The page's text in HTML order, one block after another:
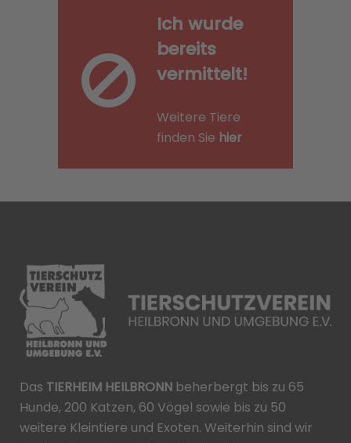
Ich wurde
bereits
vermittelt!
Weitere Tiere
finden Sie hier
Das TIERHEIM HEILBRONN beherbergt bis zu 65
Hunde, 200 Katzen, 60 Vögel sowie bis zu 50
weitere Kleintiere und Exoten. Weiterhin sind wir